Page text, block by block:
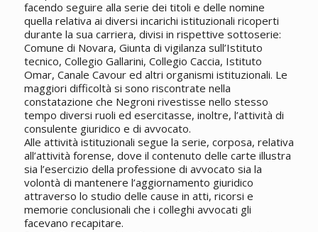
facendo seguire alla serie dei titoli e delle nomine
quella relativa ai diversi incarichi istituzionali ricoperti
durante la sua carriera, divisi in rispettive sottoserie:
Comune di Novara, Giunta di vigilanza sull’Istituto
tecnico, Collegio Gallarini, Collegio Caccia, Istituto
Omar, Canale Cavour ed altri organismi istituzionali. Le
maggiori difficoltà si sono riscontrate nella
constatazione che Negroni rivestisse nello stesso
tempo diversi ruoli ed esercitasse, inoltre, l’attività di
consulente giuridico e di avvocato.
Alle attività istituzionali segue la serie, corposa, relativa
all’attività forense, dove il contenuto delle carte illustra
sia l’esercizio della professione di avvocato sia la
volontà di mantenere l’aggiornamento giuridico
attraverso lo studio delle cause in atti, ricorsi e
memorie conclusionali che i colleghi avvocati gli
facevano recapitare.